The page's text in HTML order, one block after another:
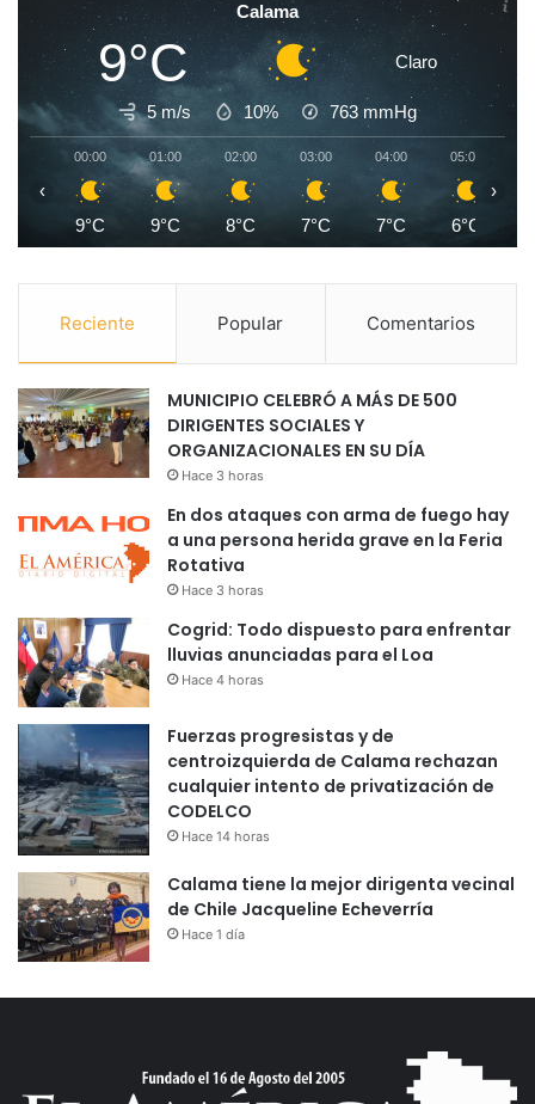
Calama
9°C Claro
5 m/s 10% 763 mmHg
00:00
9°C
01:00
9°C
02:00
8°C
03:00
7°C
04:00
7°C
05:00
6°C
‹ ›
Reciente Popular Comentarios
MUNICIPIO CELEBRÓ A MÁS DE 500
DIRIGENTES SOCIALES Y
ORGANIZACIONALES EN SU DÍA
Hace 3 horas
En dos ataques con arma de fuego hay
a una persona herida grave en la Feria
Rotativa
Hace 3 horas
Cogrid: Todo dispuesto para enfrentar
lluvias anunciadas para el Loa
Hace 4 horas
Fuerzas progresistas y de
centroizquierda de Calama rechazan
cualquier intento de privatización de
CODELCO
Hace 14 horas
Calama tiene la mejor dirigenta vecinal
de Chile Jacqueline Echeverría
Hace 1 día